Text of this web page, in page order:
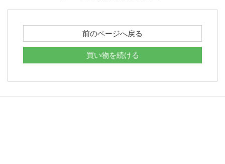
前のページへ戻る
買い物を続ける